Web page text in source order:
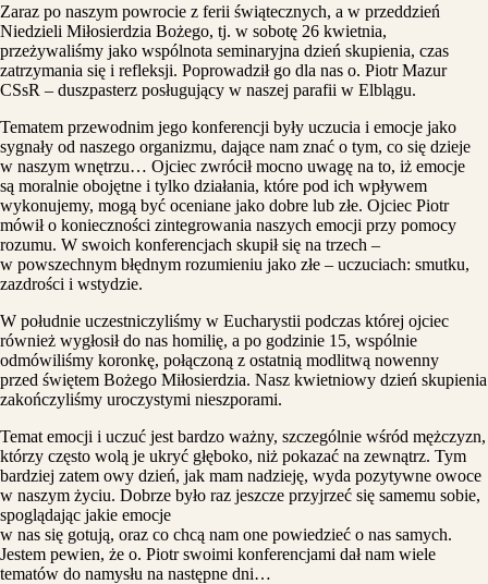
Zaraz po naszym powrocie z ferii świątecznych, a w przeddzień
Niedzieli Miłosierdzia Bożego, tj. w sobotę 26 kwietnia,
przeżywaliśmy jako wspólnota seminaryjna dzień skupienia, czas
zatrzymania się i refleksji. Poprowadził go dla nas o. Piotr Mazur
CSsR – duszpasterz posługujący w naszej parafii w Elblągu.
Tematem przewodnim jego konferencji były uczucia i emocje jako
sygnały od naszego organizmu, dające nam znać o tym, co się dzieje
w naszym wnętrzu… Ojciec zwrócił mocno uwagę na to, iż emocje
są moralnie obojętne i tylko działania, które pod ich wpływem
wykonujemy, mogą być oceniane jako dobre lub złe. Ojciec Piotr
mówił o konieczności zintegrowania naszych emocji przy pomocy
rozumu. W swoich konferencjach skupił się na trzech –
w powszechnym błędnym rozumieniu jako złe – uczuciach: smutku,
zazdrości i wstydzie.
W południe uczestniczyliśmy w Eucharystii podczas której ojciec
również wygłosił do nas homilię, a po godzinie 15, wspólnie
odmówiliśmy koronkę, połączoną z ostatnią modlitwą nowenny
przed świętem Bożego Miłosierdzia. Nasz kwietniowy dzień skupienia
zakończyliśmy uroczystymi nieszporami.
Temat emocji i uczuć jest bardzo ważny, szczególnie wśród mężczyzn,
którzy często wolą je ukryć głęboko, niż pokazać na zewnątrz. Tym
bardziej zatem owy dzień, jak mam nadzieję, wyda pozytywne owoce
w naszym życiu. Dobrze było raz jeszcze przyjrzeć się samemu sobie,
spoglądając jakie emocje
w nas się gotują, oraz co chcą nam one powiedzieć o nas samych.
Jestem pewien, że o. Piotr swoimi konferencjami dał nam wiele
tematów do namysłu na następne dni…